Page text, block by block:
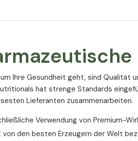
Ihre Gesundheit geht, sind Qualität
hat strenge Standards
Lieferanten zusammenarbeiten.
Verwendung von Premium-
von den besten Erzeugern der Welt